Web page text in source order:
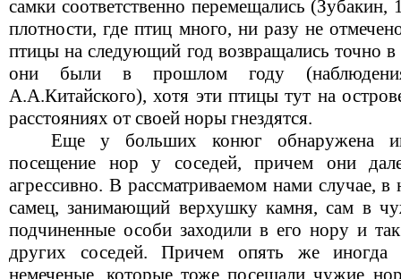
самки соответственно перемещались
плотности, где птиц много, ни разу не
птицы на следующий год возвращались точно
они были в прошлом году
А.А.Китайского), хотя эти птицы тут на
расстояниях от своей норы гнездятся.
Еще у больших конюг обнаружена
посещение нор у соседей, причем они
агрессивно. В рассматриваемом нами случае,
самец, занимающий верхушку камня, сам в
подчиненные особи заходили в его нору и
других соседей. Причем опять же
немеченые, которые тоже посещали чужие